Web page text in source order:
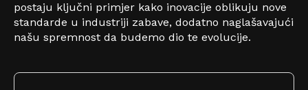
postaju ključni primjer kako inovacije oblikuju nove
standarde u industriji zabave, dodatno naglašavajući
našu spremnost da budemo dio te evolucije.